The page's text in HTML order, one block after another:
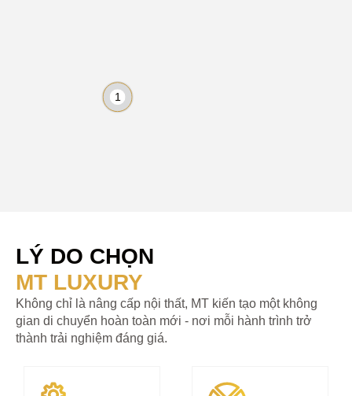
1
LÝ DO CHỌN
MT LUXURY
Không chỉ là nâng cấp nội thất, MT kiến tạo một không
gian di chuyển hoàn toàn mới - nơi mỗi hành trình trở
thành trải nghiệm đáng giá.